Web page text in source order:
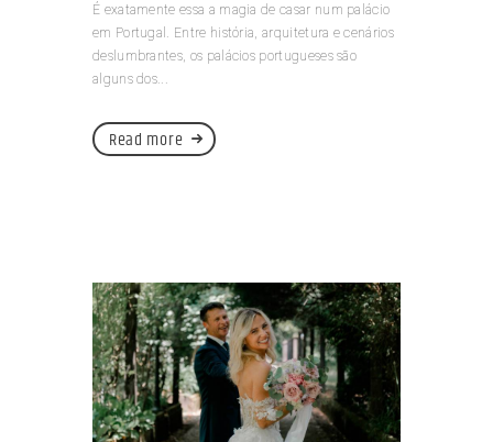
É exatamente essa a magia de casar num palácio
em Portugal. Entre história, arquitetura e cenários
deslumbrantes, os palácios portugueses são
alguns dos...
Read more